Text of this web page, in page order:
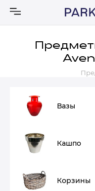
Аксессуары
Мебель
Свет
Акции
Вазы
Кашпо
Корзины